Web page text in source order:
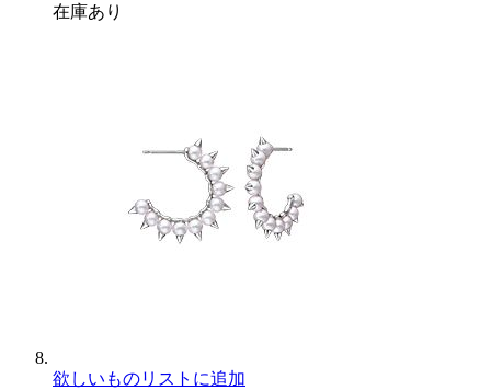
在庫あり
欲しいものリストに追加